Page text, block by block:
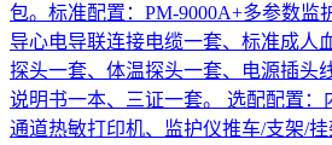
包。标准配置：PM-9000A+多参数监
导心电导联连接电缆一套、标准成人
探头一套、体温探头一套、电源插头
说明书一本、三证一套。 选配配置：
通道热敏打印机、监护仪推车/支架/